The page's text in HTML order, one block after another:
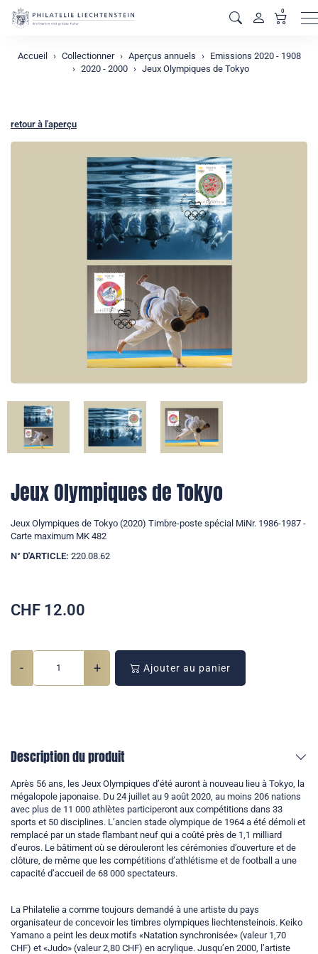
0
Accueil Collectionner Aperçus annuels
Emissions 2020 - 1908
2020 - 2000
Jeux Olympiques de Tokyo
retour à l'aperçu
Jeux Olympiques de Tokyo
Jeux Olympiques de Tokyo (2020) Timbre-poste spécial MiNr. 1986-1987 -
Carte maximum MK 482
N° D'ARTICLE: 220.08.62
CHF 12.00
- + Ajouter au panier
Description du produit
Après 56 ans, les Jeux Olympiques d’été auront à nouveau lieu à Tokyo, la
mégalopole japonaise. Du 24 juillet au 9 août 2020, au moins 206 nations
avec plus de 11 000 athlètes participeront aux compétitions dans 33
sports et 50 disciplines. L’ancien stade olympique de 1964 a été démoli et
remplacé par un stade flambant neuf qui a coûté près de 1,1 milliard
d’euros. Le bâtiment où se dérouleront les cérémonies d’ouverture et de
clôture, de même que les compétitions d’athlétisme et de football a une
capacité d’accueil de 68 000 spectateurs.
La Philatelie a comme toujours demandé à une artiste du pays
organisateur de concevoir les timbres olympiques liechtensteinois. Keiko
Yamano a peint les deux motifs «Natation synchronisée» (valeur 1,70
CHF) et «Judo» (valeur 2,80 CHF) en acrylique. Jusqu’en 2000, l’artiste